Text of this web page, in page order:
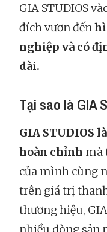
GIA STUDIOS
đích vươn đến
nghiệp và có
dài.
Tại sao là GIA
GIA STUDIOS
hoàn chỉnh mà
của mình cùng
trên giá trị
thương hiệu,